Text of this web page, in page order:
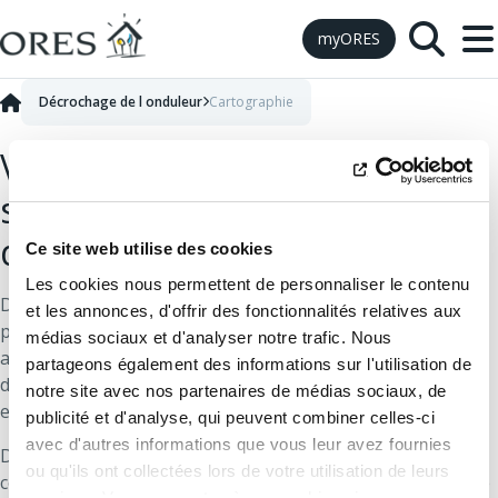
Ce site web utilise des cookies
Les cookies nous permettent de personnaliser le contenu
et les annonces, d'offrir des fonctionnalités relatives aux
médias sociaux et d'analyser notre trafic. Nous
partageons également des informations sur l'utilisation de
notre site avec nos partenaires de médias sociaux, de
publicité et d'analyse, qui peuvent combiner celles-ci
avec d'autres informations que vous leur avez fournies
ou qu'ils ont collectées lors de votre utilisation de leurs
Skip to Content
myORES
Vérifiez si votre quartier est
sujet au décrochage
d'onduleur via notre carte
Dans certains quartiers, avec l'arrivée massive des
panneaux sur les toits, il arrive que la tension du réseau
augmente et que les onduleurs décrochent. Ce risque de
décrochage est essentiellement présent les jours à fort
ensoleillement.
Découvrez notre carte qui répertorie les quartiers
concernés par lesanomalies de tensionen cliquant sur le
Décrochage de l onduleur Cartographie